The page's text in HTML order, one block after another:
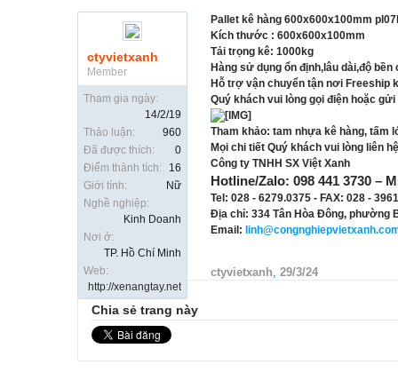
ctyvietxanh
Member
Tham gia ngày:
14/2/19
Thảo luận:
960
Đã được thích:
0
Điểm thành tích:
16
Giới tính:
Nữ
Nghề nghiệp:
Kinh Doanh
Nơi ở:
TP. Hồ Chí Minh
Web:
http://xenangtay.net
Pallet kê hàng 600x600x100mm
Kích thước : 600x600x100mm
Tải trọng kê: 1000kg
Hàng sử dụng ổn định,lâu dài,độ bền
Hỗ trợ vận chuyển tận nơi Freeship
Quý khách vui lòng gọi điện hoặc
Tham khảo: tam nhựa kê hàng, tấm
Mọi chi tiết Quý khách vui lòng liên
Công ty TNHH SX Việt Xanh
Hotline/Zalo: 098 441 3730 –
Tel: 028 - 6279.0375 - FAX: 028 -
Địa chỉ: 334 Tân Hòa Đông, phường
Email:
ctyvietxanh, 29/3/24
Chia sẻ trang này